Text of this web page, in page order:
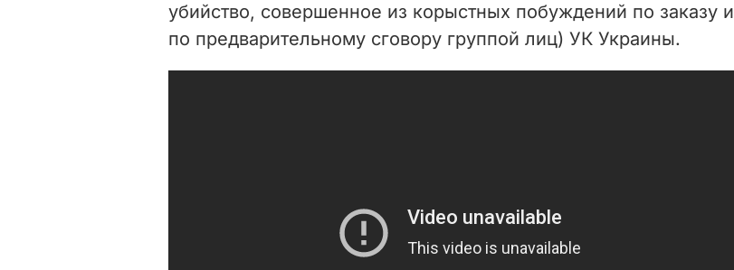
убийство, совершенное из корыстных побуждений по заказу и
по предварительному сговору группой лиц) УК Украины.